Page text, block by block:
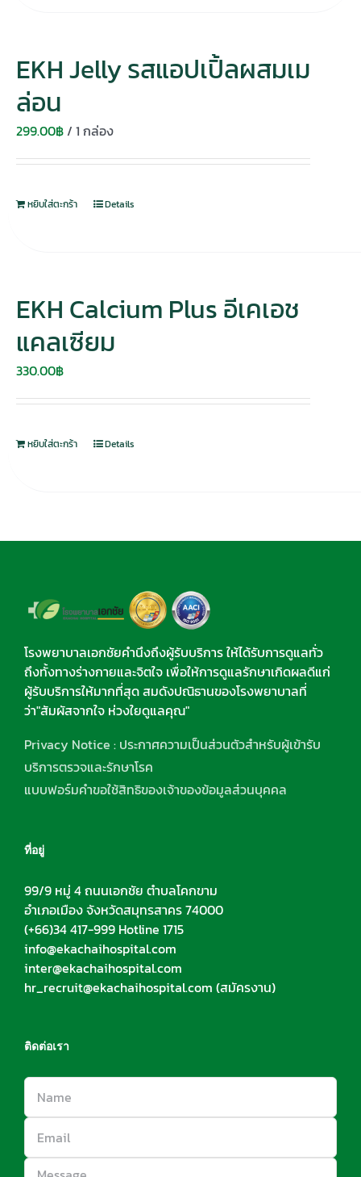
EKH Jelly รสแอปเปิ้ลผสมเม
ล่อน
299.00฿/ 1 กล่อง
หยิบใส่ตะกร้า Details
EKH Calcium Plus อีเคเอช
แคลเซียม
330.00฿
หยิบใส่ตะกร้า Details
โรงพยาบาลเอกชัยคำนึงถึงผู้รับบริการ ให้ได้รับการดูแลทั่ว
ถึงทั้งทางร่างกายและจิตใจ เพื่อให้การดูแลรักษาเกิดผลดีแก่
ผู้รับบริการให้มากที่สุด สมดังปณิธานของโรงพยาบาลที่
ว่า"สัมผัสจากใจ ห่วงใยดูแลคุณ"
Privacy Notice : ประกาศความเป็นส่วนตัวสำหรับผู้เข้ารับ
บริการตรวจและรักษาโรค
แบบฟอร์มคำขอใช้สิทธิของเจ้าของข้อมูลส่วนบุคคล
ที่อยู่
99/9 หมู่ 4 ถนนเอกชัย ตำบลโคกขาม
อำเภอเมือง จังหวัดสมุทรสาคร 74000
(+66)34 417-999 Hotline 1715
info@ekachaihospital.com
inter@ekachaihospital.com
hr_recruit@ekachaihospital.com (สมัครงาน)
ติดต่อเรา